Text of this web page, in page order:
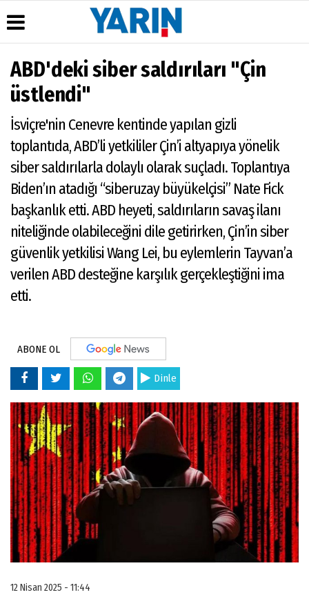
Üye Paneli
Haber
Arşivi
Arşivi
Günün
Haberleri
Gazete
Manşetleri
Anketler
Biyografiler
Künye
Gizlilik
İlkeleri
ABD'deki siber saldırıları "Çin
üstlendi"
İsviçre'nin Cenevre kentinde yapılan gizli
toplantıda, ABD’li yetkililer Çin’i altyapıya yönelik
siber saldırılarla dolaylı olarak suçladı. Toplantıya
Biden’ın atadığı “siberuzay büyükelçisi” Nate Fick
başkanlık etti. ABD heyeti, saldırıların savaş ilanı
niteliğinde olabileceğini dile getirirken, Çin’in siber
güvenlik yetkilisi Wang Lei, bu eylemlerin Tayvan’a
verilen ABD desteğine karşılık gerçekleştiğini ima
etti.
ABONE OL
Dinle
12 Nisan 2025 - 11:44